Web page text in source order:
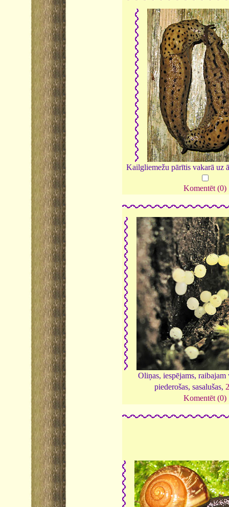
Kailgliemežu pārītis vakarā uz
Komentēt (0)
Oliņas, iespējams,
piederošas, sasalušas,
Komentēt (0)